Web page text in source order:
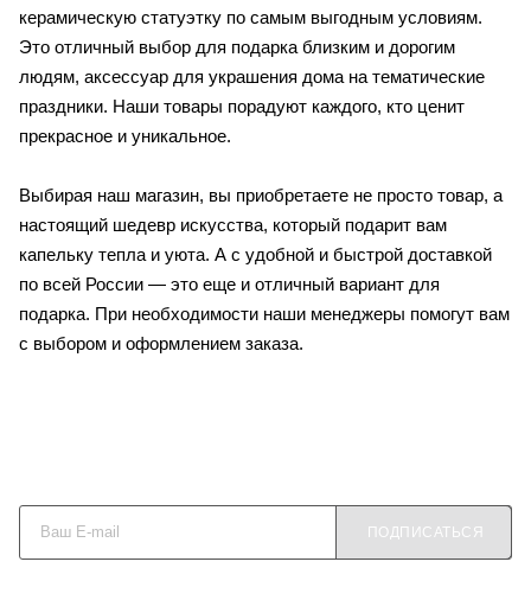
керамическую статуэтку по самым выгодным условиям.
Это отличный выбор для подарка близким и дорогим
людям, аксессуар для украшения дома на тематические
праздники. Наши товары порадуют каждого, кто ценит
прекрасное и уникальное.
Выбирая наш магазин, вы приобретаете не просто товар, а
настоящий шедевр искусства, который подарит вам
капельку тепла и уюта. А с удобной и быстрой доставкой
по всей России — это еще и отличный вариант для
подарка. При необходимости наши менеджеры помогут вам
с выбором и оформлением заказа.
ПОДПИСАТЬСЯ